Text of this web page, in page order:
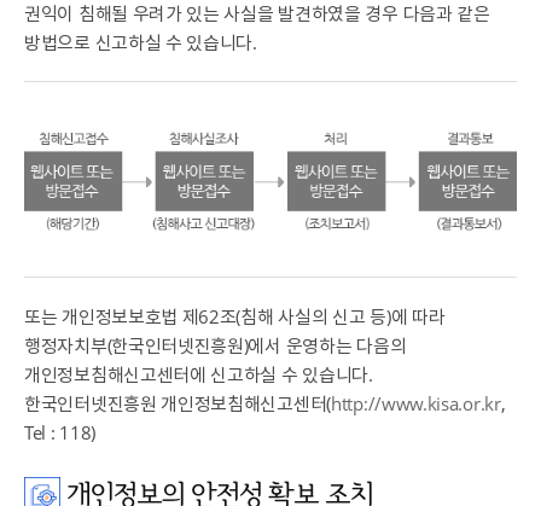
권익이 침해될 우려가 있는 사실을 발견하였을 경우 다음과 같은
방법으로 신고하실 수 있습니다.
또는 개인정보보호법 제62조(침해 사실의 신고 등)에 따라
행정자치부(한국인터넷진흥원)에서 운영하는 다음의
개인정보침해신고센터에 신고하실 수 있습니다.
한국인터넷진흥원 개인정보침해신고센터(http://www.kisa.or.kr,
Tel : 118)
개인정보의 안전성 확보 조치